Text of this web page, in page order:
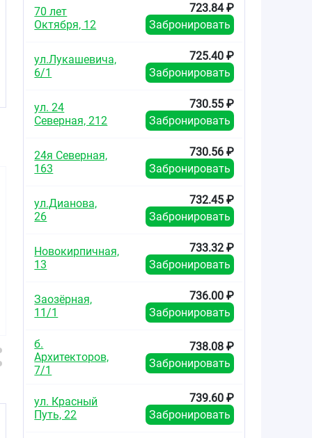
от1246.45
Розувастатин-
Вертекс таблетки
покрытые
оболочкой 10мг
от414.40₽
Розувастатин-
Вертекс таблетки
покрытые
№30
70 лет
Октября, 12
723.84 ₽
Забронировать
ул.Лукашевича,
6/1
725.40 ₽
Забронировать
ул. 24
Северная, 212
730.55 ₽
Забронировать
24я Северная,
163
730.56 ₽
Забронировать
ул.Дианова,
26
732.45 ₽
Забронировать
Новокирпичная,
13
733.32 ₽
Забронировать
Заозёрная,
11/1
736.00 ₽
Забронировать
б.
Архитекторов,
7/1
738.08 ₽
Забронировать
ул. Красный
Путь, 22
739.60 ₽
Забронировать